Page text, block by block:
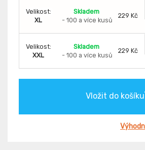
Velikost:
XL
Skladem
- 100 a více kusů
229 Kč
Velikost:
XXL
Skladem
- 100 a více kusů
229 Kč
Vložit do košíku